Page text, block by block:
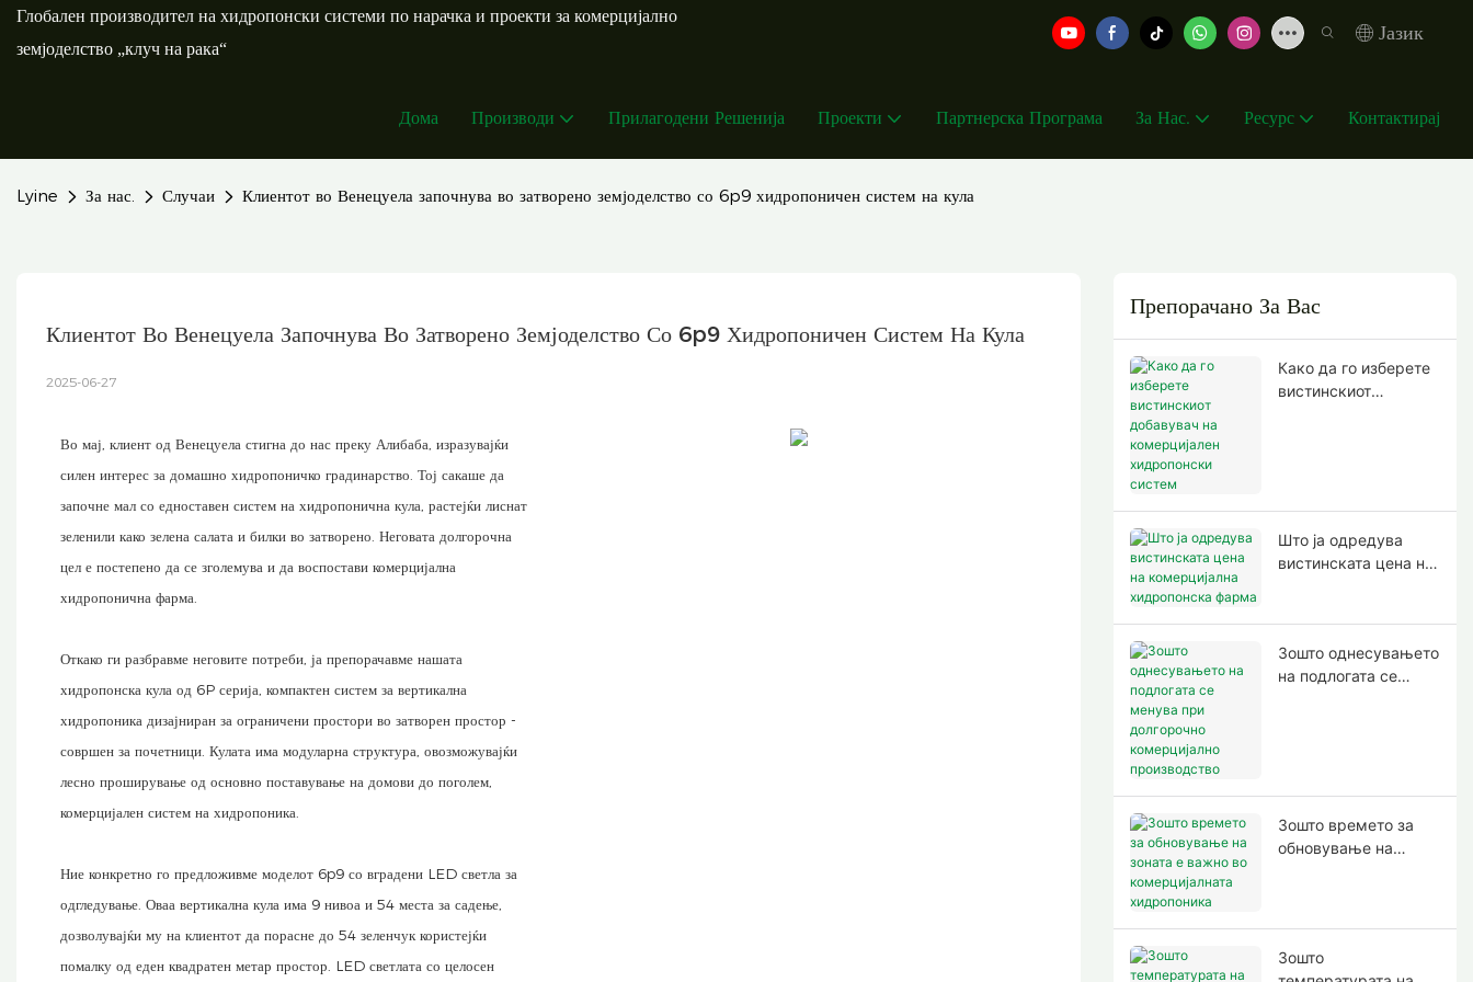
Глобален производител на хидропонски системи по нарачка и проекти за комерцијално
земјоделство „клуч на рака“
Јазик
Дома Производи Прилагодени Решенија Проекти Партнерска Програма За Нас. Ресурс Контактирај
Lyine За нас. Случаи Клиентот во Венецуела започнува во затворено земјоделство со 6p9 хидропоничен систем на кула
Клиентот Во Венецуела Започнува Во Затворено Земјоделство Со 6p9 Хидропоничен Систем На Кула
2025-06-27
Во мај, клиент од Венецуела стигна до нас преку Алибаба, изразувајќи
силен интерес за домашно хидропоничко градинарство. Тој сакаше да
започне мал со едноставен систем на хидропонична кула, растејќи лиснат
зеленили како зелена салата и билки во затворено. Неговата долгорочна
цел е постепено да се зголемува и да воспостави комерцијална
хидропонична фарма.
Откако ги разбравме неговите потреби, ја препорачавме нашата
хидропонска кула од 6P серија, компактен систем за вертикална
хидропоника дизајниран за ограничени простори во затворен простор -
совршен за почетници. Кулата има модуларна структура, овозможувајќи
лесно проширување од основно поставување на домови до поголем,
комерцијален систем на хидропоника.
Ние конкретно го предложивме моделот 6p9 со вградени LED светла за
одгледување. Оваа вертикална кула има 9 нивоа и 54 места за садење,
дозволувајќи му на клиентот да порасне до 54 зеленчук користејќи
помалку од еден квадратен метар простор. LED светлата со целосен
Препорачано За Вас
Како да го изберете
вистинскиот
Што ја одредува
вистинската цена на
Зошто однесувањето
на подлогата се
Зошто времето за
обновување на
Зошто